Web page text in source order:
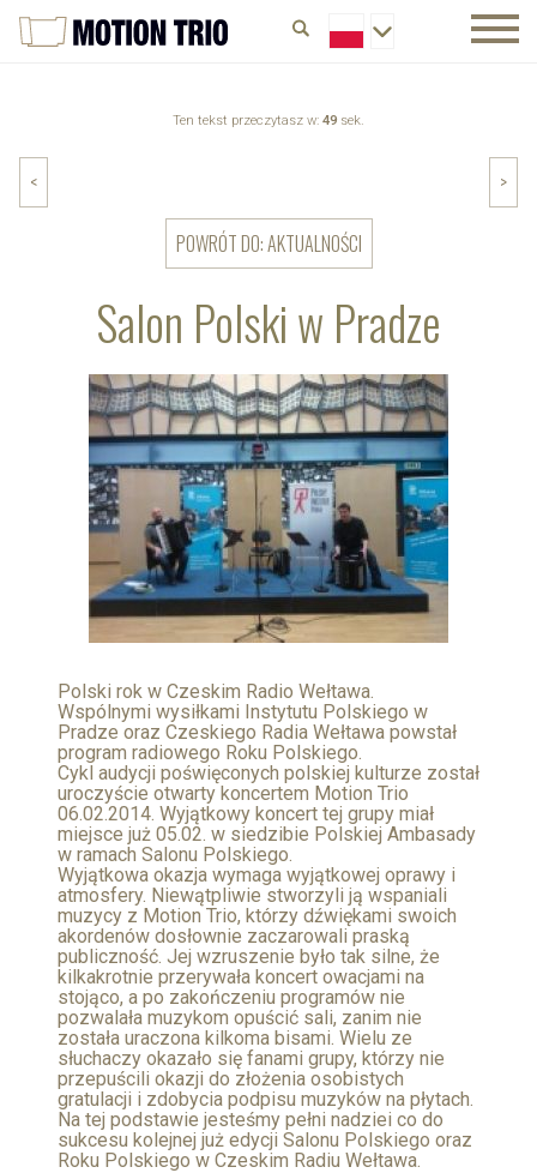
Ten tekst przeczytasz w: 49 sek.
Salon Polski w Pradze
< >
POWRÓT DO: AKTUALNOŚCI
Polski rok w Czeskim Radio Wełtawa.
Wspólnymi wysiłkami Instytutu Polskiego w
Pradze oraz Czeskiego Radia Wełtawa powstał
program radiowego Roku Polskiego.
Cykl audycji poświęconych polskiej kulturze został
uroczyście otwarty koncertem Motion Trio
06.02.2014. Wyjątkowy koncert tej grupy miał
miejsce już 05.02. w siedzibie Polskiej Ambasady
w ramach Salonu Polskiego.
Wyjątkowa okazja wymaga wyjątkowej oprawy i
atmosfery. Niewątpliwie stworzyli ją wspaniali
muzycy z Motion Trio, którzy dźwiękami swoich
akordenów dosłownie zaczarowali praską
publiczność. Jej wzruszenie było tak silne, że
kilkakrotnie przerywała koncert owacjami na
stojąco, a po zakończeniu programów nie
pozwalała muzykom opuścić sali, zanim nie
została uraczona kilkoma bisami. Wielu ze
słuchaczy okazało się fanami grupy, którzy nie
przepuścili okazji do złożenia osobistych
gratulacji i zdobycia podpisu muzyków na płytach.
Na tej podstawie jesteśmy pełni nadziei co do
sukcesu kolejnej już edycji Salonu Polskiego oraz
Roku Polskiego w Czeskim Radiu Wełtawa.